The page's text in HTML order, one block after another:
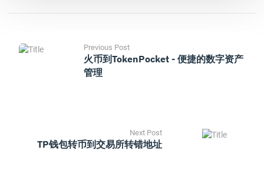
Previous Post
火币到TokenPocket - 便捷的数字资产
管理
Next Post
TP钱包转币到交易所转错地址